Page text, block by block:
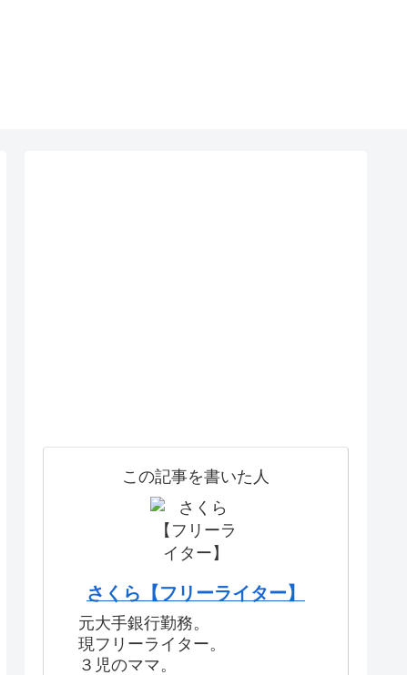
この記事を書いた人
さくら【フリーライター】
元大手銀行勤務。
現フリーライター。
３児のママ。